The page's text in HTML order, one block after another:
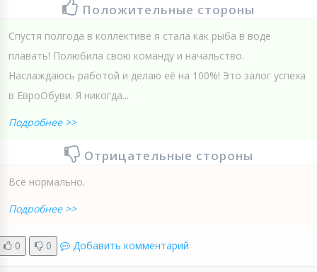
Положительные стороны
Спустя полгода в коллективе я стала как рыба в воде
плавать! Полюбила свою команду и начальство.
Наслаждаюсь работой и делаю её на 100%! Это залог успеха
в ЕвроОбуви. Я никогда...
Подробнее >>
Отрицательные стороны
Все нормально.
Подробнее >>
0 0 Добавить комментарий